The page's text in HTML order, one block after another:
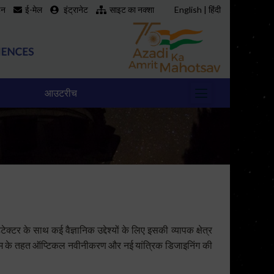
ई-मेल इंट्रानेट साइट का नक्शा English | हिंदी
आउटरीच
के साथ कई वैज्ञानिक उद्देश्यों के लिए इसकी व्यापक क्षेत्र
के तहत ऑप्टिकल नवीनीकरण और नई यांत्रिक डिजाइनिंग की